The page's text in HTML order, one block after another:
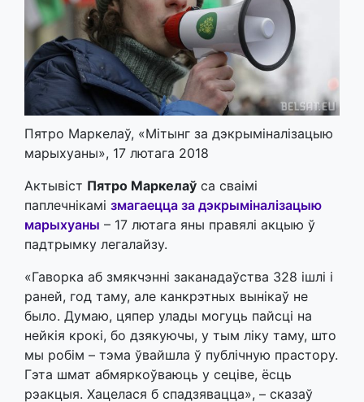
Пятро Маркелаў, «Мітынг за дэкрыміналізацыю
марыхуаны», 17 лютага 2018
Актывіст Пятро Маркелаў са сваімі
паплечнікамі змагаецца за дэкрыміналізацыю
марыхуаны – 17 лютага яны правялі акцыю ў
падтрымку легалайзу.
«Гаворка аб змякчэнні заканадаўства 328 ішлі і
раней, год таму, але канкрэтных вынікаў не
было. Думаю, цяпер улады могуць пайсці на
нейкія крокі, бо дзякуючы, у тым ліку таму, што
мы робім – тэма ўвайшла ў публічную прастору.
Гэта шмат абмяркоўваюць у сеціве, ёсць
рэакцыя. Хацелася б спадзявацца», – сказаў